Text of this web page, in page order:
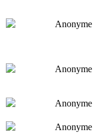
Anonyme
Anonyme
Anonyme
Anonyme